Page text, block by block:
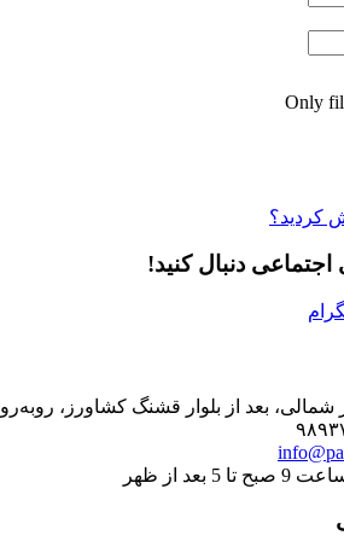
Only
کردید؟
دنبال کنید!
شمالی، بعد از بلوار قشنگ کشاورز،
صبح تا 5 بعد از ظهر